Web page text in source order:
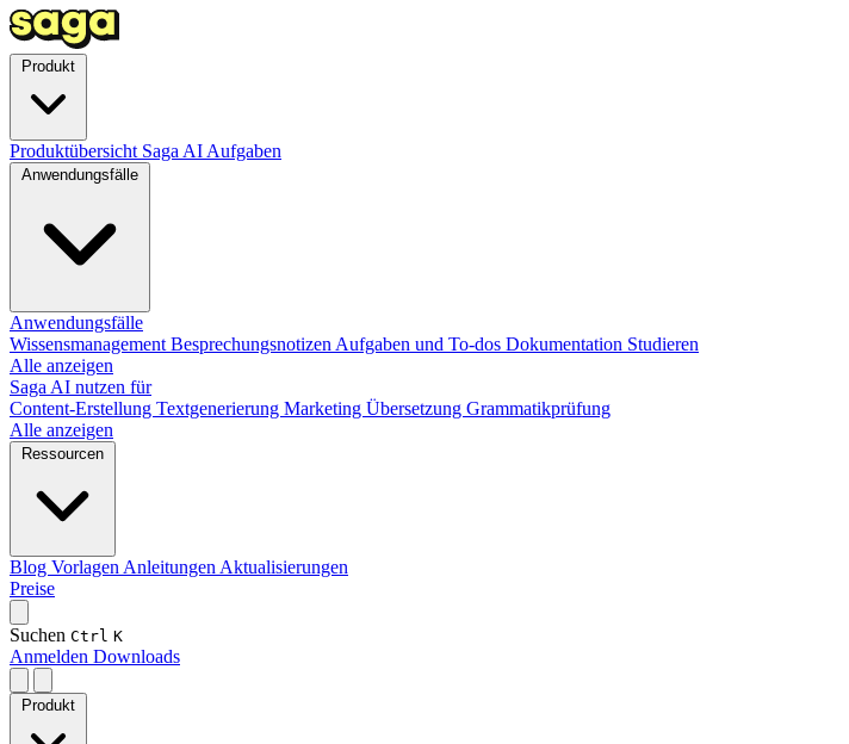
Produktübersicht Saga AI Aufgaben
Anwendungsfälle
Wissensmanagement Besprechungsnotizen Aufgaben und To-dos Dokumentation Studieren
Alle anzeigen
Saga AI nutzen für
Content-Erstellung Textgenerierung Marketing Übersetzung Grammatikprüfung
Alle anzeigen
Blog Vorlagen Anleitungen Aktualisierungen
Preise
Suchen Ctrl K
Anmelden Downloads